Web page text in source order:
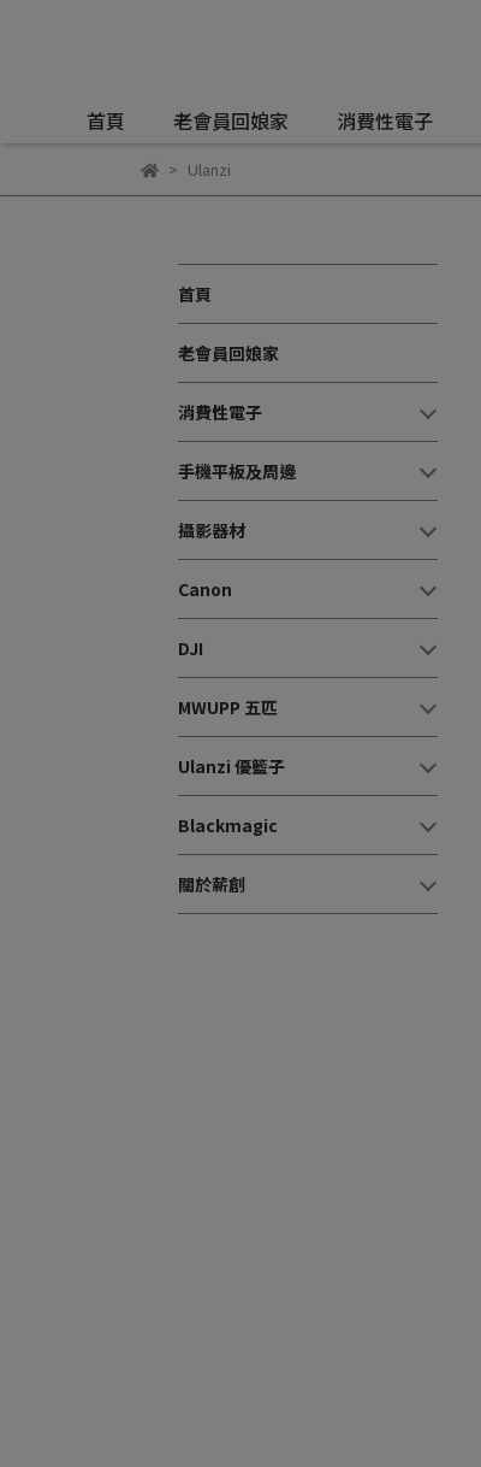
首頁 老會員回娘家 消費性電子
Ulanzi
首頁
老會員回娘家
消費性電子
手機平板及周邊
攝影器材
Canon
DJI
MWUPP 五匹
Ulanzi 優籃子
Blackmagic
關於薪創